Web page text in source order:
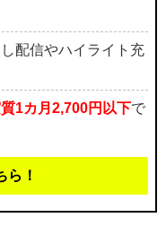
配信やハイライト充
1カ月2,700円以下で
ら！